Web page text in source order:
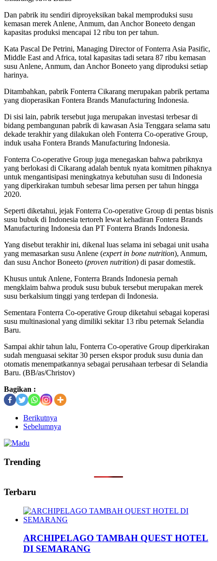
Dan pabrik itu sendiri diproyeksikan bakal memproduksi susu
kemasan merek Anlene, Anmum, dan Anchor Boneeto dengan
kapasitas produksi mencapai 12 ribu ton per tahun.
Kata Pascal De Petrini, Managing Director of Fonterra Asia Pasific,
Middle East and Africa, total kapasitas tadi setara 87 ribu kemasan
susu Anlene, Anmum, dan Anchor Boneeto yang diproduksi setiap
harinya.
Ditambahkan, pabrik Fonterra Cikarang merupakan pabrik pertama
yang dioperasikan Fontera Brands Manufacturing Indonesia.
Di sisi lain, pabrik tersebut juga merupakan investasi terbesar di
bidang pembangunan pabrik di kawasan Asia Tenggara selama satu
dekade terakhir yang dilakukan oleh Fonterra Co-operative Group,
induk usaha Fontera Brands Manufacturing Indonesia.
Fonterra Co-operative Group juga menegaskan bahwa pabriknya
yang berlokasi di Cikarang adalah bentuk nyata komitmen pihaknya
untuk mengantisipasi meningkatnya kebutuhan susu di Indonesia
yang diperkirakan tumbuh sebesar lima persen per tahun hingga
2020.
Seperti diketahui, jejak Fonterra Co-operative Group di pentas bisnis
susu bubuk di Indonesia tertoreh lewat kehadiran Fontera Brands
Manufacturing Indonesia dan PT Fonterra Brands Indonesia.
Yang disebut terakhir ini, dikenal luas selama ini sebagai unit usaha
yang memasarkan susu Anlene (expert in bone nutrition), Anmum,
dan susu Anchor Boneeto (proven nutrition) di pasar domestik.
Khusus untuk Anlene, Fonterra Brands Indonesia pernah
mengklaim bahwa produk susu bubuk tersebut merupakan merek
susu berkalsium tinggi yang terdepan di Indonesia.
Sementara Fonterra Co-operative Group diketahui sebagai koperasi
susu multinasional yang dimiliki sekitar 13 ribu peternak Selandia
Baru.
Sampai akhir tahun lalu, Fonterra Co-operative Group diperkirakan
sudah menguasai sekitar 30 persen ekspor produk susu dunia dan
otomatis menempatkannya sebagai perusahaan terbesar di Selandia
Baru. (BB/as/Christov)
Bagikan :
Berikutnya
Sebelumnya
Trending
Terbaru
ARCHIPELAGO TAMBAH QUEST HOTEL
DI SEMARANG